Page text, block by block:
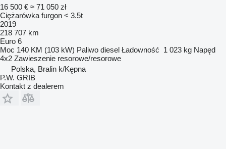
16 500 € ≈ 71 050 zł
Ciężarówka furgon < 3.5t
2019
218 707 km
Euro 6
Moc 140 KM (103 kW) Paliwo diesel Ładowność 1 023 kg Napęd
4x2 Zawieszenie resorowe/resorowe
Polska, Bralin k/Kępna
P.W. GRIB
Kontakt z dealerem